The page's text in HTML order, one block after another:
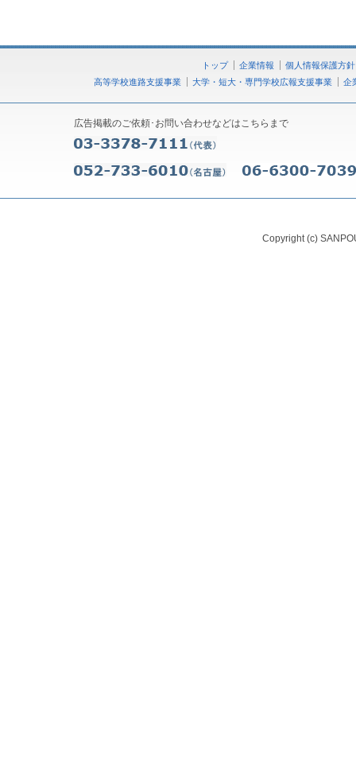
トップ 企業情報
個人情報保護方針
高等学校進路支援事業
大学・短大・専門学校広報支援事業 企
広告掲載のご依頼･お問い合わせなどはこちらまで
Copyright (c)